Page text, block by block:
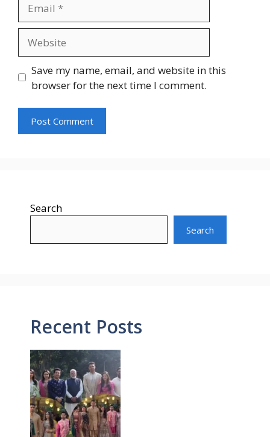
Save my name, email, and website in this
browser for the next time I comment.
Search
Search
Recent Posts